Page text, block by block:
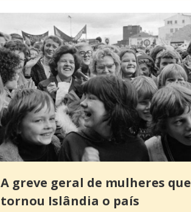
A greve geral de mulheres que
tornou Islândia o país